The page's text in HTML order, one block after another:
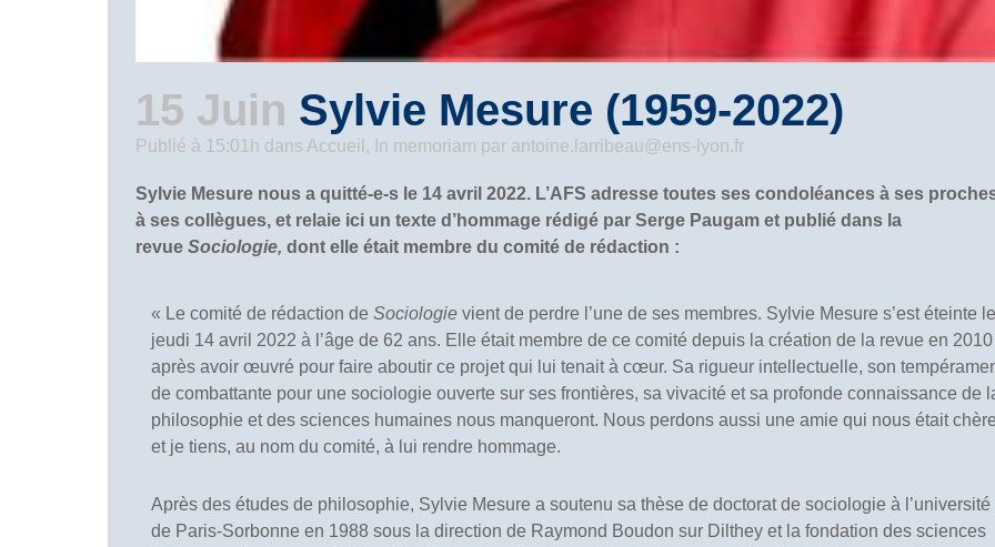
15 Juin Sylvie Mesure (1959-2022)
Publié à 15:01h dans Accueil , In memoriam par antoine.larribeau@ens-lyon.fr
Sylvie Mesure nous a quitté-e-s le 14 avril 2022. L’AFS adresse toutes ses condoléances à ses
à ses collègues, et relaie ici un texte d’hommage rédigé par Serge Paugam et publié dans la
revue Sociologie, dont elle était membre du comité de rédaction :
« Le comité de rédaction de Sociologie vient de perdre l’une de ses membres. Sylvie Mesure s’est éteinte le
jeudi 14 avril 2022 à l’âge de 62 ans. Elle était membre de ce comité depuis la création de la revue en 2010
après avoir œuvré pour faire aboutir ce projet qui lui tenait à cœur. Sa rigueur intellectuelle, son
de combattante pour une sociologie ouverte sur ses frontières, sa vivacité et sa profonde connaissance de
philosophie et des sciences humaines nous manqueront. Nous perdons aussi une amie qui nous était
et je tiens, au nom du comité, à lui rendre hommage.
Après des études de philosophie, Sylvie Mesure a soutenu sa thèse de doctorat de sociologie à l’université
de Paris-Sorbonne en 1988 sous la direction de Raymond Boudon sur Dilthey et la fondation des sciences